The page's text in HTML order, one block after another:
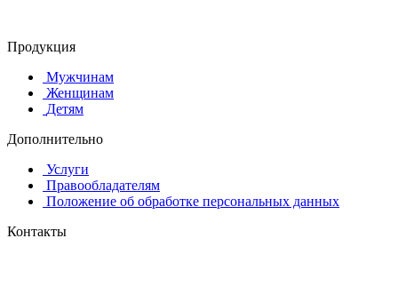
Продукция
Мужчинам
Женщинам
Детям
Дополнительно
Услуги
Правообладателям
Положение об обработке персональных данных
Контакты